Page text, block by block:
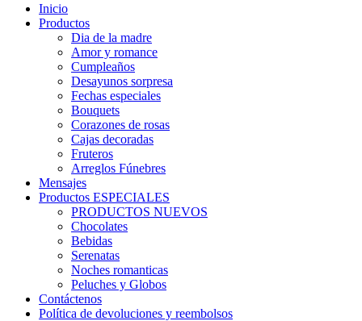
Inicio
Productos
Dia de la madre
Amor y romance
Cumpleaños
Desayunos sorpresa
Fechas especiales
Bouquets
Corazones de rosas
Cajas decoradas
Fruteros
Arreglos Fúnebres
Mensajes
Productos ESPECIALES
PRODUCTOS NUEVOS
Chocolates
Bebidas
Serenatas
Noches romanticas
Peluches y Globos
Contáctenos
Política de devoluciones y reembolsos